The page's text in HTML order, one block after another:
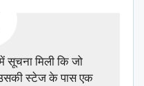
सूचना मिली कि जो
स्टेज के पास एक